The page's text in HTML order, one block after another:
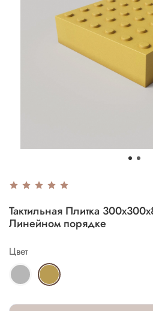
Тактильная Плитка
Линейном порядке
Цвет